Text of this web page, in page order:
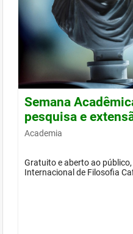
Semana
pesquisa e
Academia
Gratuito e aberto ao
Internacional de Filosofia